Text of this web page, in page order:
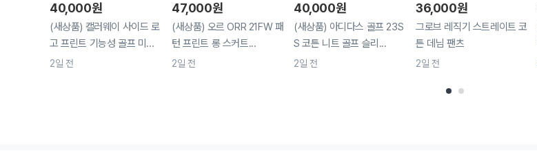
40,000원
(새상품) 캘러웨이 사이드 로
고 프린트 기능성 골프 미...
2일 전
47,000원
(새상품) 오르 ORR 21FW 패
턴 프린트 롱 스커트...
2일 전
40,000원
(새상품) 아디다스 골프 23S
S 코튼 니트 골프 슬리...
2일 전
36,000원
그로브 레직기 스트레이트 코
튼 데님 팬츠
2일 전